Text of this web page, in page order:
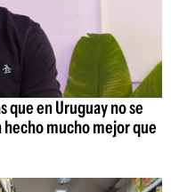
que en Uruguay no se
mucho mejor que